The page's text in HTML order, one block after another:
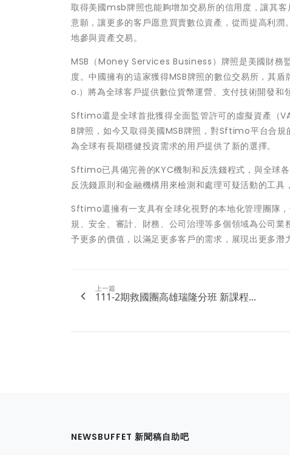
取得美國msb牌照也能夠增加交易所的信用度，讓其
意願，讓更多的客戶愿意買賣數位資產，從而提高利
地參與資產交易。
MSB（Money Services Business）牌照是美國財務
度。中國擁有的這家獲得MSB牌照的數位交易所，
o.）將為全球客戶提供數位貨幣運營、支付技術開發和
Sftimo還是全球首批獲得全面監管許可的虛擬資產（
B牌照，如今又取得美國MSB牌照，對Sftimo平台合
為全球有長期穩健投資需求的用戶提供了新的選擇。
Sftimo已具備完善的KYC機制和反洗錢程式，與全球
反洗錢原則和金融機構用來檢測和處理可疑活動的工具
Sftimo還擁有一支具有全球化視野的本地化管理團隊
規、安全、審計、財務、公司治理等多個領域為公司
予更多的價值，以滿足更多客戶的需求，展現出更多潛
上一篇
111-2期救國團高雄瑞隆分班 新課程...
NEWSBUFFET 新聞稿自助吧